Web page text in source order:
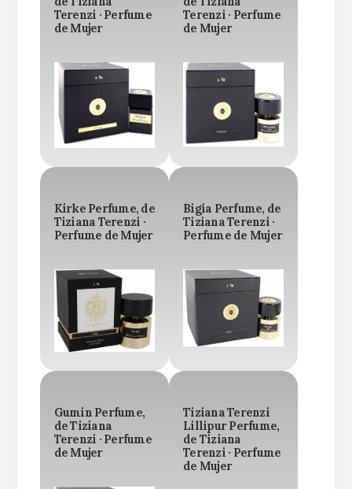
Terenzi · Perfume
de Mujer
Terenzi · Perfume
de Mujer
Kirke Perfume, de
Tiziana Terenzi ·
Perfume de Mujer
Bigia Perfume, de
Tiziana Terenzi ·
Perfume de Mujer
Gumin Perfume,
de Tiziana
Terenzi · Perfume
de Mujer
Tiziana Terenzi
Lillipur Perfume,
de Tiziana
Terenzi · Perfume
de Mujer